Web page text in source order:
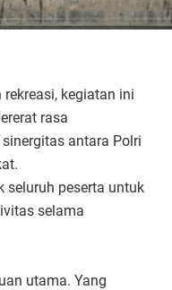
kegiatan ini
rasa
antara Polri
seluruh peserta untuk
selama
utama. Yang